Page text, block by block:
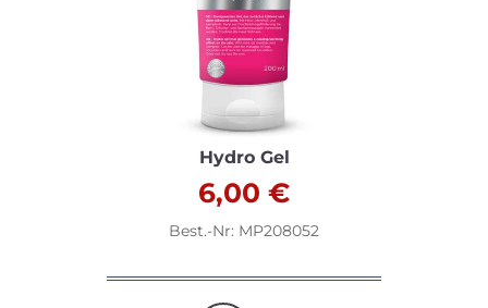
Hydro Gel
6,00 €
Best.-Nr: MP208052